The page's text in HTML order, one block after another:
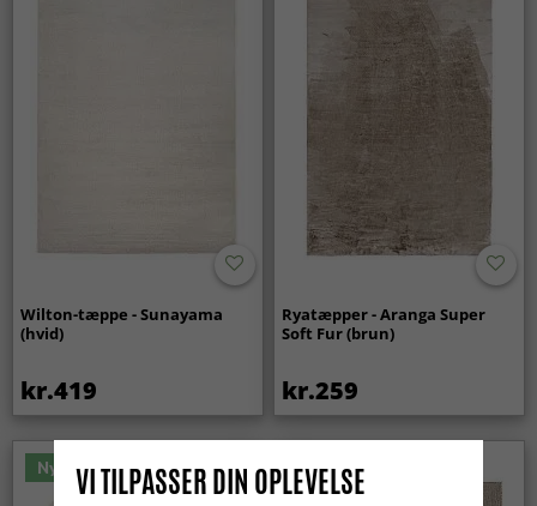
Wilton-tæppe - Sunayama
(hvid)
kr.419
Ryatæpper - Aranga Super
Soft Fur (brun)
kr.259
NyhedVI TILPASSER DIN OPLEVELSE